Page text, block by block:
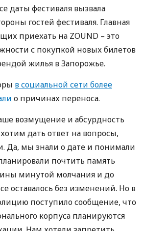
даты фестиваля вызвала
гостей фестиваля. Главная
приехать на ZOUND – это
с покупкой новых билетов
жилья в Запорожье.
в социальной сети более
о причинах переноса.
возмущение и абсурдность
дать ответ на вопросы,
Да, мы знали о дате и понимали
почтить память
минутой молчания и до
оставалось без изменений. Но в
поступило сообщение, что
корпуса планируются